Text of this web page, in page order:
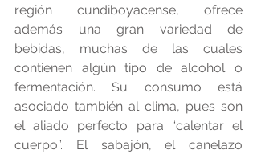
región cundiboyacense, ofrece
además una gran variedad de
bebidas, muchas de las cuales
contienen algún tipo de alcohol o
fermentación. Su consumo está
asociado también al clima, pues son
el aliado perfecto para “calentar el
cuerpo”. El sabajón, el canelazo